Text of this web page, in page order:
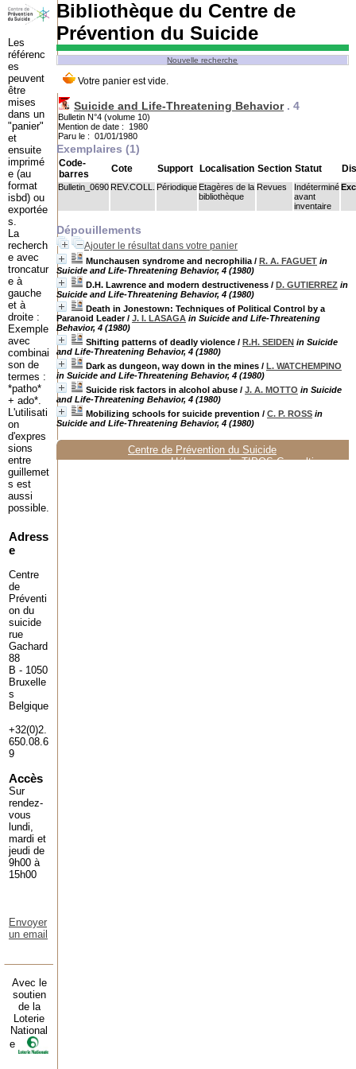
Bibliothèque du Centre de
Prévention du Suicide
Nouvelle recherche
Suicide and Life-Threatening Behavior. 4
Bulletin N°4 (volume 10)
Mention de date : 1980
Paru le : 01/01/1980
Exemplaires (1)
Code-
barres
Cote Support Localisation Section Statut
Bulletin_0690 REV.COLL. Périodique Etagères de la
bibliothèque
Revues
Indéterminé
avant
inventaire
Dépouillements
Ajouter le résultat dans votre panier
Munchausen syndrome and necrophilia/ R. A. FAGUET in
Suicide and Life-Threatening Behavior, 4 (1980)
D.H. Lawrence and modern destructiveness/ D. GUTIERREZ in
Suicide and Life-Threatening Behavior, 4 (1980)
Death in Jonestown: Techniques of Political Control by a
Paranoid Leader/ J. I. LASAGA in Suicide and Life-Threatening
Behavior, 4 (1980)
Shifting patterns of deadly violence/ R.H. SEIDEN in Suicide
and Life-Threatening Behavior, 4 (1980)
Dark as dungeon, way down in the mines/ L. WATCHEMPINO
in Suicide and Life-Threatening Behavior, 4 (1980)
Suicide risk factors in alcohol abuse/ J. A. MOTTO in Suicide
and Life-Threatening Behavior, 4 (1980)
Mobilizing schools for suicide prevention / C. P. ROSS in
Suicide and Life-Threatening Behavior, 4 (1980)
Centre de Prévention du Suicide
Hébergement :TIPOS Consulting
Les
référenc
es
peuvent
être
mises
dans un
"panier"
et
ensuite
imprimé
e (au
format
isbd) ou
exportée
s.
La
recherch
e avec
troncatur
e à
gauche
et à
droite :
Exemple
avec
combinai
son de
termes :
*patho*
+ ado*.
L'utilisati
on
d'expres
sions
entre
guillemet
s est
aussi
possible.
Adress
e
Centre
de
Préventi
on du
suicide
rue
Gachard
88
B - 1050
Bruxelle
s
Belgique
+32(0)2.
650.08.6
9
Accès
Sur
rendez-
vous
lundi,
mardi et
jeudi de
9h00 à
15h00
Envoyer
un email
Avec le
soutien
de la
Loterie
National
e